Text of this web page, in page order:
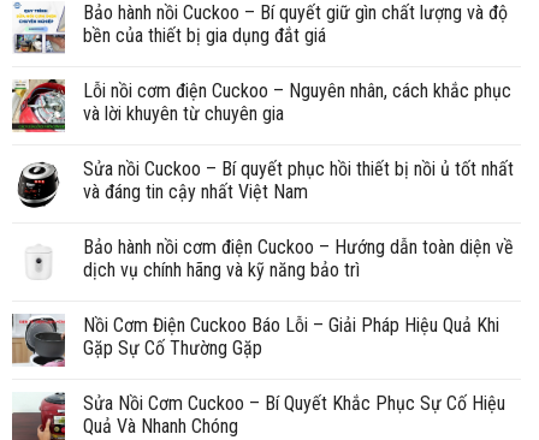
Bảo hành nồi Cuckoo – Bí quyết giữ gìn chất lượng và độ
bền của thiết bị gia dụng đắt giá
Lỗi nồi cơm điện Cuckoo – Nguyên nhân, cách khắc phục
và lời khuyên từ chuyên gia
Sửa nồi Cuckoo – Bí quyết phục hồi thiết bị nồi ủ tốt nhất
và đáng tin cậy nhất Việt Nam
Bảo hành nồi cơm điện Cuckoo – Hướng dẫn toàn diện về
dịch vụ chính hãng và kỹ năng bảo trì
Nồi Cơm Điện Cuckoo Báo Lỗi – Giải Pháp Hiệu Quả Khi
Gặp Sự Cố Thường Gặp
Sửa Nồi Cơm Cuckoo – Bí Quyết Khắc Phục Sự Cố Hiệu
Quả Và Nhanh Chóng